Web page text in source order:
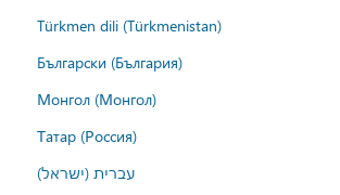
Türkmen dili (Türkmenistan)
Български (България)
Монгол (Монгол)
Татар (Россия)
עברית (ישראל)